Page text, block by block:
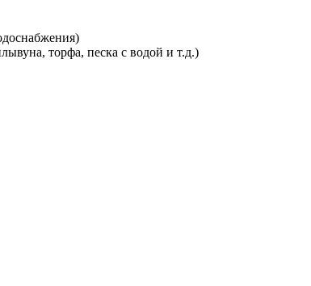
торфа, песка с водой и т.д.)